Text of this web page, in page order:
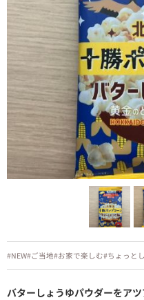
#NEW#ご当地#お家で楽しむ#ちょっと
バターしょうゆパウダーをア